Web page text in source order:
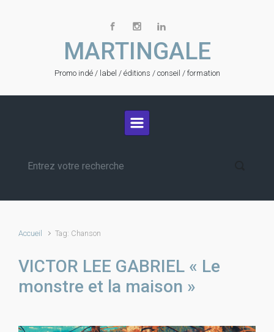
MARTINGALE
Promo indé / label / éditions / conseil / formation
Accueil Tag: Chanson
VICTOR LEE GABRIEL « Le
monstre et la maison »